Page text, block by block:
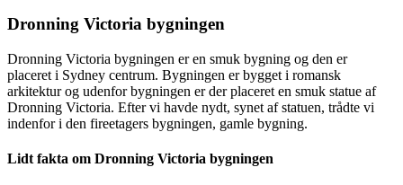
Dronning Victoria bygningen
Dronning Victoria bygningen er en smuk bygning og den er
placeret i Sydney centrum. Bygningen er bygget i romansk
arkitektur og udenfor bygningen er der placeret en smuk statue af
Dronning Victoria. Efter vi havde nydt, synet af statuen, trådte vi
indenfor i den fireetagers bygningen, gamle bygning.
Lidt fakta om Dronning Victoria bygningen